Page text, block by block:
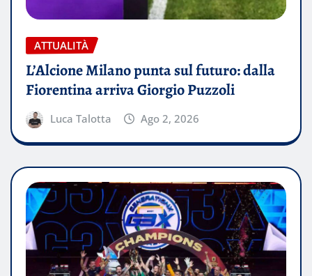
ATTUALITÀ
L’Alcione Milano punta sul futuro: dalla
Fiorentina arriva Giorgio Puzzoli
Luca Talotta Ago 2, 2026